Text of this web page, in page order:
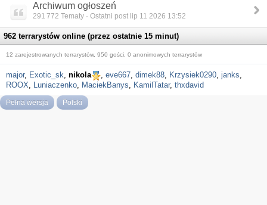
Archiwum ogłoszeń
291 772 Tematy · Ostatni post lip 11 2026 13:52
962 terrarystów online (przez ostatnie 15 minut)
12 zarejestrowanych terrarystów, 950 gości, 0 anonimowych terrarystów
major, Exotic_sk, nikola , eve667, dimek88, Krzysiek0290, janks,
ROOX
Luniaczenko MaciekBanys KamilTatar, thxdavid
Pełna wersja Polski